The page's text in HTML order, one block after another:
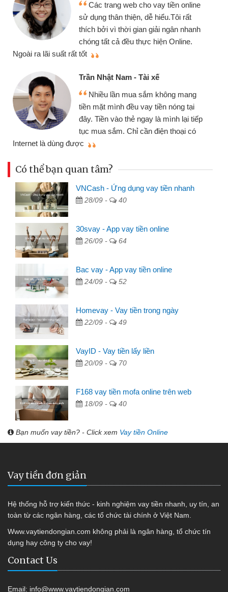
Các trang web cho vay tiền online
sử dụng thân thiện, dễ hiểu.Tôi rất
thích bởi vì thời gian giải ngân nhanh
chóng tất cả đều thực hiện Online.
Ngoài ra lãi suất rất tốt
Trần Nhật Nam - Tài xế
Nhiều lần mua sắm không mang
tiền mặt mình đều vay tiền nóng tại
đây. Tiền vào thẻ ngay là mình lại tiếp
tục mua sắm. Chỉ cần điện thoại có
Internet là dùng được
Có thể bạn quan tâm?
VNCash - Ứng dụng vay tiền nhanh
28/09 - 40
30svay - App vay tiền online
26/09 - 64
Bac vay - App vay tiền online
24/09 - 52
Homevay - Vay tiền trong ngày
22/09 - 49
VayID - Vay tiền lấy liền
20/09 - 70
F168 vay tiền mofa online trên web
18/09 - 40
Bạn muốn vay tiền? - Click xem Vay tiền Online
Vay tiền đơn giản
Hệ thống hỗ trợ kiến thức - kinh nghiệm vay tiền nhanh, uy tín, an
toàn từ các ngân hàng, các tổ chức tài chính ở Việt Nam.
Www.vaytiendongian.com không phải là ngân hàng, tổ chức tín
dụng hay công ty cho vay!
Contact Us
Email: info@www.vaytiendongian.com